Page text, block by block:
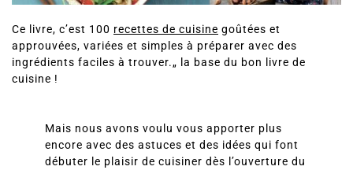
Ce livre, c’est 100 recettes de cuisine goûtées et
approuvées, variées et simples à préparer avec des
ingrédients faciles à trouver.„ la base du bon livre de
cuisine !
Mais nous avons voulu vous apporter plus
encore avec des astuces et des idées qui font
débuter le plaisir de cuisiner dès l’ouverture du